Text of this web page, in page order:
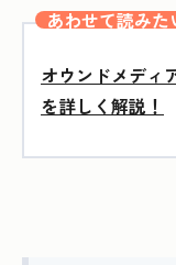
あわせて読みた
オウンドメディ
を詳しく解説！